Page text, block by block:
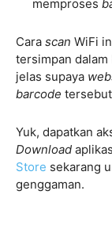
memproses
Cara scan WiFi
tersimpan dalam
jelas supaya
barcode
Yuk, dapatkan
Download
Store sekarang
genggaman.